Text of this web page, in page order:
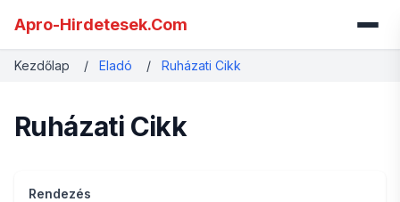
Apro-Hirdetesek.Com
Kezdőlap / Eladó / Ruházati Cikk
Ruházati Cikk
Rendezés